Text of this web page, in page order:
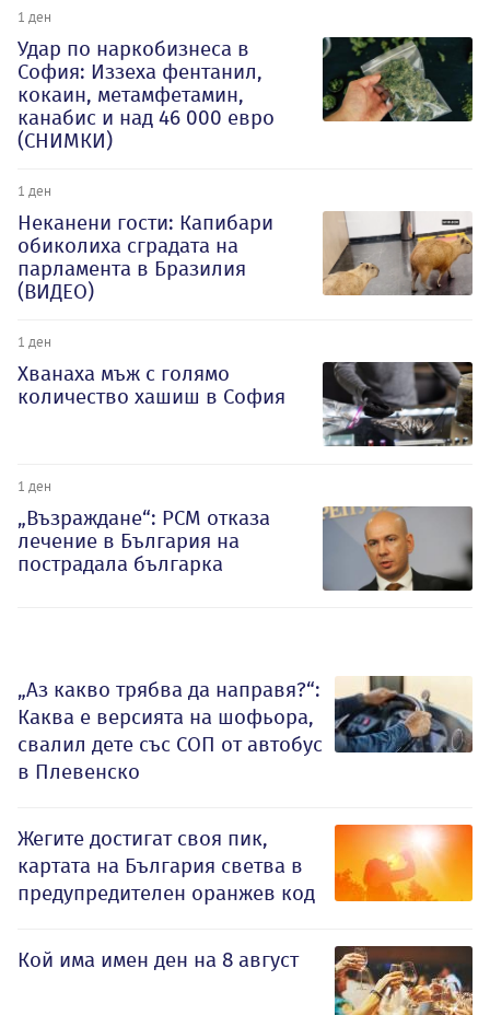
1 ден
Удар по наркобизнеса в
София: Иззеха фентанил,
кокаин, метамфетамин,
канабис и над 46 000 евро
(СНИМКИ)
1 ден
Неканени гости: Капибари
обиколиха сградата на
парламента в Бразилия
(ВИДЕО)
1 ден
Хванаха мъж с голямо
количество хашиш в София
1 ден
„Възраждане“: РСМ отказа
лечение в България на
пострадала българка
„Аз какво трябва да направя?“:
Каква е версията на шофьора,
свалил дете със СОП от автобус
в Плевенско
Жегите достигат своя пик,
картата на България светва в
предупредителен оранжев код
Кой има имен ден на 8 август